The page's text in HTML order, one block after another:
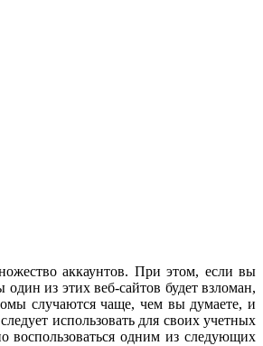
аккаунтов. При этом, если вы
из этих веб-сайтов будет взломан,
случаются чаще, чем вы думаете, и
использовать для своих учет­ных
воспользоваться одним из следующих